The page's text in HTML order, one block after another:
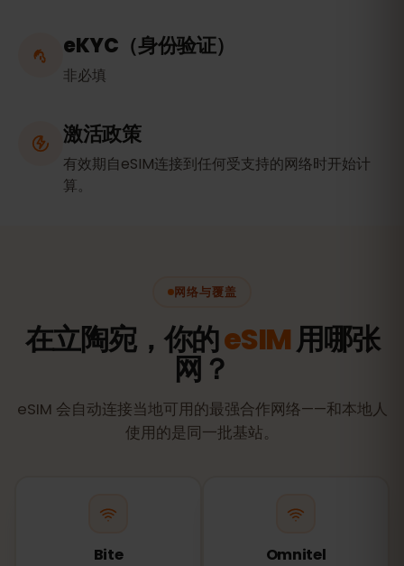
eKYC（身份验证）
非必填
激活政策
有效期自eSIM连接到任何受支持的网络时开始计
算。
网络与覆盖
在立陶宛，你的eSIM用哪张
网？
eSIM 会自动连接当地可用的最强合作网络——和本地人
使用的是同一批基站。
Bite Omnitel